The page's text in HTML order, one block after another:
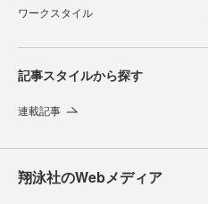
ワークスタイル
記事スタイルから探す
連載記事
翔泳社のWebメディア